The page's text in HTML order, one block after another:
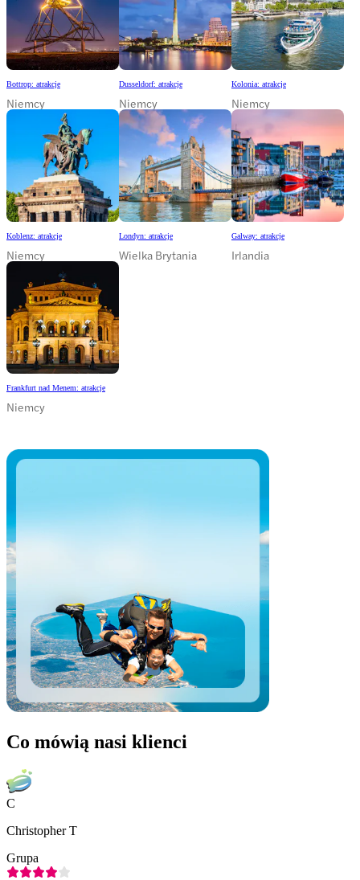
Bottrop: atrakcje
Niemcy
Dusseldorf: atrakcje
Niemcy
Kolonia: atrakcje
Niemcy
Koblenz: atrakcje
Niemcy
Londyn: atrakcje
Wielka Brytania
Galway: atrakcje
Irlandia
Frankfurt nad Menem: atrakcje
Niemcy
Co mówią nasi klienci
C
Christopher T
Grupa